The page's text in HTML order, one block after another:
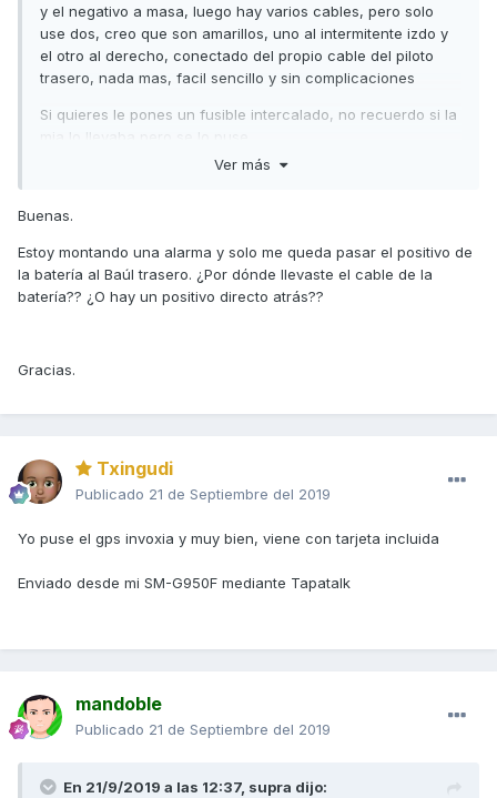
y el negativo a masa, luego hay varios cables, pero solo
use dos, creo que son amarillos, uno al intermitente izdo y
el otro al derecho, conectado del propio cable del piloto
trasero, nada mas, facil sencillo y sin complicaciones
Si quieres le pones un fusible intercalado, no recuerdo si la
mia lo llevaba pero se lo puse
Ver más
Buenas.
Estoy montando una alarma y solo me queda pasar el positivo de
la batería al Baúl trasero. ¿Por dónde llevaste el cable de la
batería?? ¿O hay un positivo directo atrás??
Gracias.
Txingudi
Publicado 21 de Septiembre del 2019
Yo puse el gps invoxia y muy bien, viene con tarjeta incluida
Enviado desde mi SM-G950F mediante Tapatalk
mandoble
Publicado 21 de Septiembre del 2019
En 21/9/2019 a las 12:37, supra dijo: